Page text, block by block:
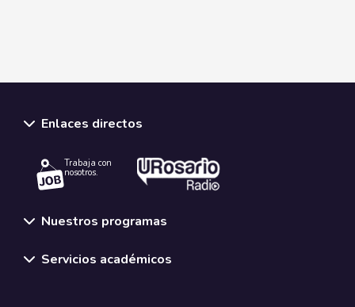
Enlaces directos
Trabaja con
nosotros.
Nuestros programas
Servicios académicos